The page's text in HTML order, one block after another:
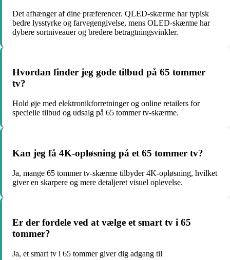
Det afhænger af dine præferencer. QLED-skærme har typisk
bedre lysstyrke og farvegengivelse, mens OLED-skærme har
dybere sortniveauer og bredere betragtningsvinkler.
Hvordan finder jeg gode tilbud på 65 tommer
tv?
Hold øje med elektronikforretninger og online retailers for
specielle tilbud og udsalg på 65 tommer tv-skærme.
Kan jeg få 4K-opløsning på et 65 tommer tv?
Ja, mange 65 tommer tv-skærme tilbyder 4K-opløsning, hvilket
giver en skarpere og mere detaljeret visuel oplevelse.
Er der fordele ved at vælge et smart tv i 65
tommer?
Ja, et smart tv i 65 tommer giver dig adgang til